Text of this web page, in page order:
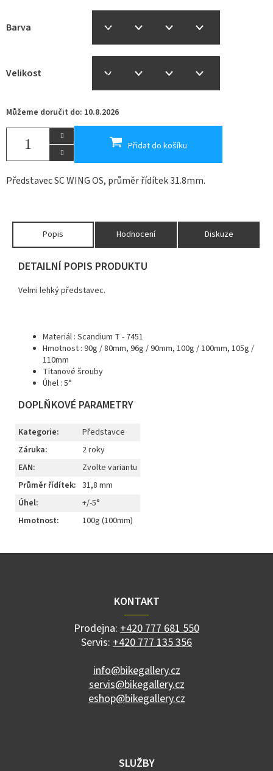
Barva
Velikost
Můžeme doručit do: 10.8.2026
Přidat do košíku
Představec SC WING OS, průměr řídítek 31.8mm.
Popis Hodnocení Diskuze
DETAILNÍ POPIS PRODUKTU
Velmi lehký představec.
Materiál : Scandium T - 7451
Hmotnost : 90g / 80mm, 96g / 90mm, 100g / 100mm, 105g /
110mm
Titanové šrouby
Úhel : 5°
DOPLŇKOVÉ PARAMETRY
Kategorie:
Představce
Záruka:
2 roky
EAN:
Zvolte variantu
Průměr řídítek: 31,8 mm
Úhel:
+/-5°
Hmotnost: 100g (100mm)
Z
KONTAKT
Prodejna: +420 777 681 550
Servis: +420 777 135 356
info@bikegallery.cz
servis@bikegallery.cz
eshop@bikegallery.cz
SLUŽBY